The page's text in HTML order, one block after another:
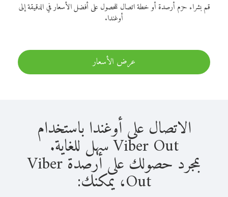
قم بشراء حزم أرصدة أو خطة اتصال للحصول على أفضل الأسعار في الدقيقة إلى
أوغندا.
عرض الأسعار
الاتصال على أوغندا باستخدام
Viber Out سهل للغاية.
بمجرد حصولك على أرصدة Viber
Out، يمكنك: